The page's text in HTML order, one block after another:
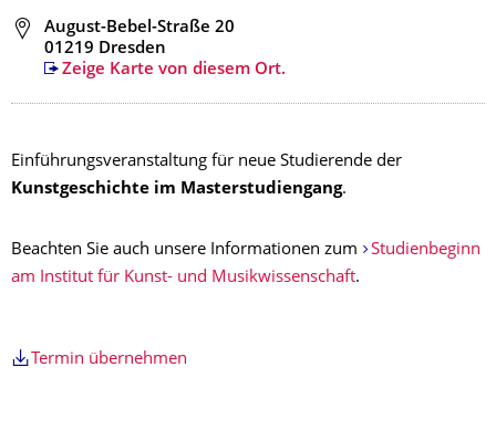
Adresse
August-Bebel-Straße 20
01219 Dresden
Zeige Karte von diesem Ort.
Einführungsveranstaltung für neue Studierende der
Kunstgeschichte im Masterstudiengang.
Beachten Sie auch unsere Informationen zum
Studienbeginn
am Institut für Kunst- und Musikwissenschaft.
Termin übernehmen